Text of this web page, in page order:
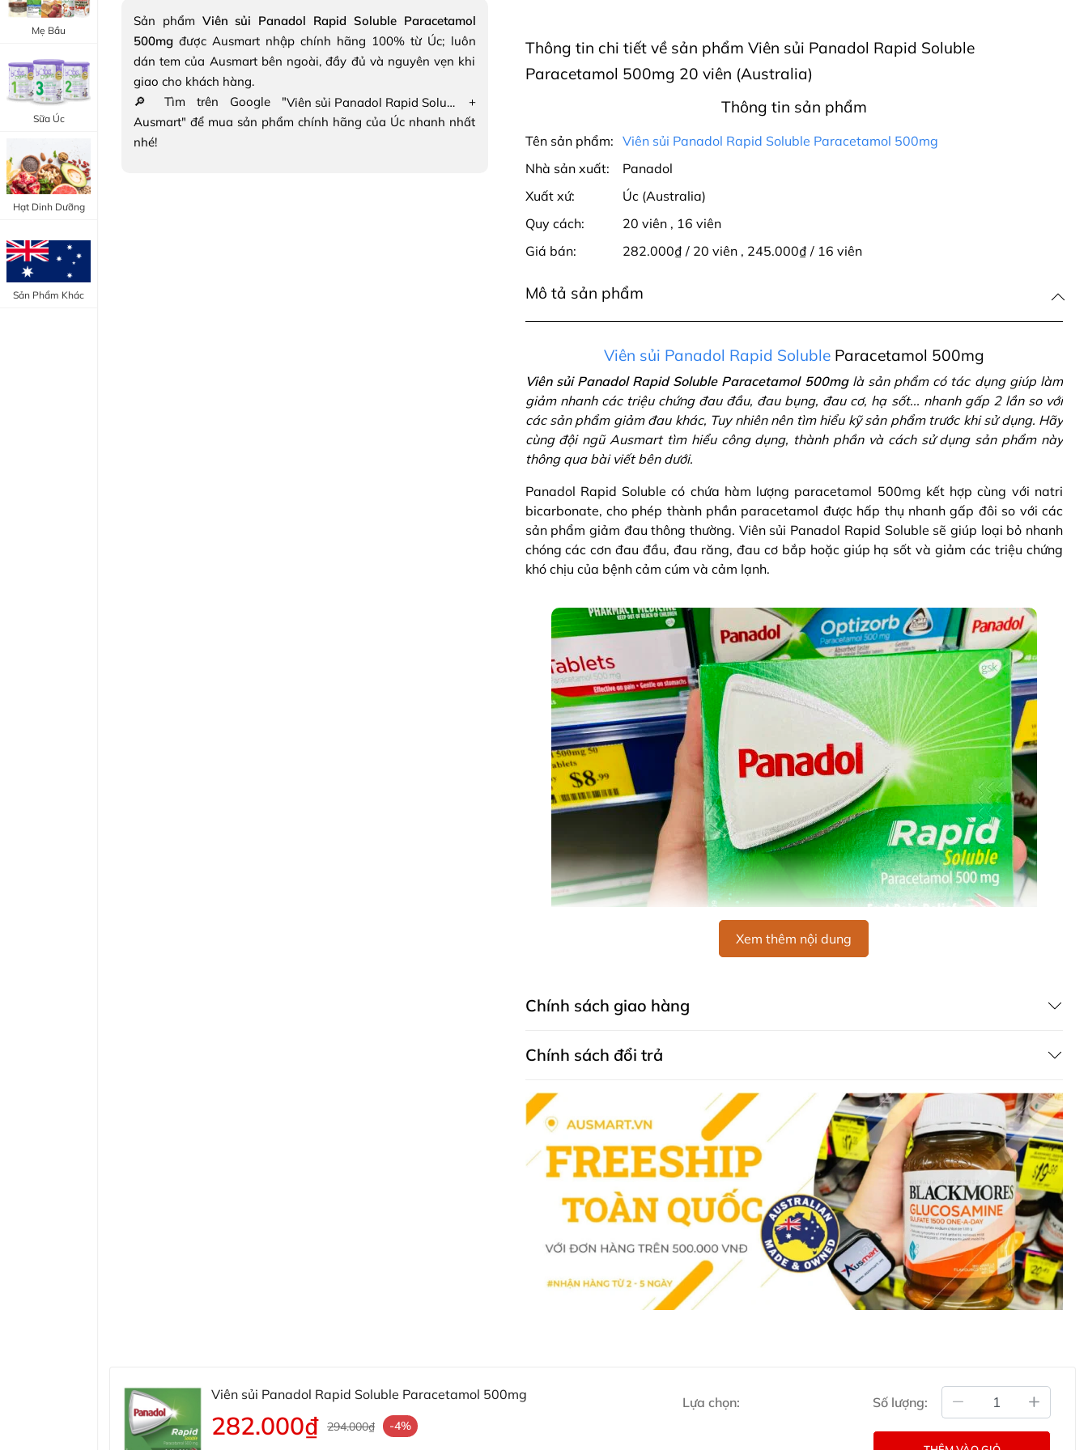
Bổ Khớp - Xương
Bổ Não - Tim Mạch
Canxi - Vitamin D
Trang Điểm Mắt
Trang Điểm Môi
Tẩy Trang - Toner
Dụng Cụ Trang Điểm
Mẹ Bầu
Sữa Úc
Hạt Dinh Dưỡng
Sản Phẩm Khác
Sản phẩm Viên sủi Panadol Rapid Soluble Paracetamol
500mg được Ausmart nhập chính hãng 100% từ Úc; luôn
dán tem của Ausmart bên ngoài, đầy đủ và nguyên vẹn khi
giao cho khách hàng.
🔎 Tìm trên Google "
Viên sủi Panadol Rapid Soluble Paracetamol 500mg
+
Ausmart" để mua sản phẩm chính hãng của Úc nhanh nhất
nhé!
Thông tin chi tiết về sản phẩm Viên sủi Panadol Rapid Soluble
Paracetamol 500mg 20 viên (Australia)
Thông tin sản phẩm
Tên sản phẩm: Viên sủi Panadol Rapid Soluble Paracetamol 500mg
Nhà sản xuất:
Panadol
Xuất xứ:
Úc (Australia)
Quy cách:
20 viên, 16 viên
Giá bán:
282.000₫ / 20 viên , 245.000₫ / 16 viên
Mô tả sản phẩm
Viên sủi Panadol Rapid SolubleParacetamol 500mg
Viên sủi Panadol Rapid Soluble Paracetamol 500mglà sản phẩm có tác dụng giúp làm
giảm nhanh các triệu chứng đau đầu, đau bụng, đau cơ, hạ sốt... nhanh gấp 2 lần so với
các sản phẩm giảm đau khác, Tuy nhiên nên tìm hiểu kỹ sản phẩm trước khi sử dụng. Hãy
cùng đội ngũ Ausmart tìm hiểu công dụng, thành phần và cách sử dụng sản phẩm này
thông qua bài viết bên dưới.
Panadol Rapid Soluble có chứa hàm lượng paracetamol 500mg kết hợp cùng với natri
bicarbonate, cho phép thành phần paracetamol được hấp thụ nhanh gấp đôi so với các
sản phẩm giảm đau thông thường. Viên sủi Panadol Rapid Soluble sẽ giúp loại bỏ nhanh
chóng các cơn đau đầu, đau răng, đau cơ bắp hoặc giúp hạ sốt và giảm các triệu chứng
khó chịu của bệnh cảm cúm và cảm lạnh.
Hình ảnh Viên sủi Panadol Rapid Soluble Paracetamol 500mg của Úc
Panadol Rapid Soluble Paracetamol 500mg
được thiết kế dạng viên sủi giúp dễ uống và
hấp thu nhanh hơn.
Công dụng Viên sủi Panadol Rapid Soluble Paracetamol 500mg
giúp giảm nhanh các triệu chứng:
Đau cơ bắp, đau đầu, đau viêm xoang - Các triệu chứng của bệnh cảm cúm và cảm
lạnh.
Đau do sưng, viêm khớp.
Hướng dẫn sử dụng Viên sủi Panadol Rapid Soluble Paracetamol 500mg
Xem thêm nội dung
Chính sách giao hàng
Chính sách đổi trả
Viên sủi Panadol Rapid Soluble Paracetamol 500mg
282.000₫ 294.000₫ -4%
Lựa chọn: Số lượng: